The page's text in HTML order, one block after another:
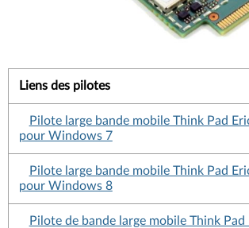
Liens des pilotes
Pilote large bande mobile Think Pad
pour Windows 7
Pilote large bande mobile Think Pad
pour Windows 8
Pilote de bande large mobile Think Pad